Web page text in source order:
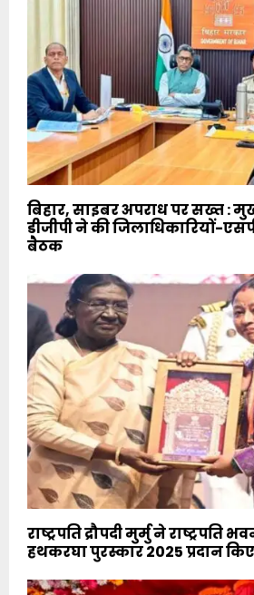
बिहार, साइबर अपराध पर सख्त :
डीजीपी ने की जिलाधिकारियों-
बैठक
राष्ट्रपति द्रौपदी मुर्मु ने राष्ट्रपति
हथकरघा पुरस्कार 2025 प्रदान किए